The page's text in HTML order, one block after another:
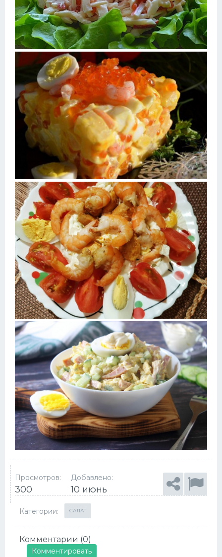
Просмотров:
300
Добавлено:
10 июнь
Категории: САЛАТ
Комментарии (0)
Комментировать